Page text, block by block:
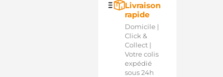
Livraison
rapide
Domicile |
Click &
Collect |
Votre colis
expédié
sous 24h